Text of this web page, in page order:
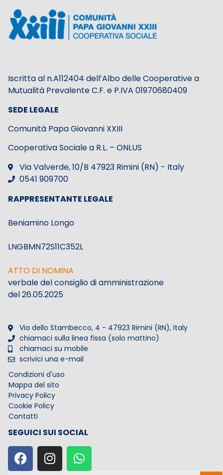
Iscritta al n.A112404 dell’Albo delle Cooperative a
Mutualità Prevalente C.F. e P.IVA 01970680409
SEDE LEGALE
Comunità Papa Giovanni XXIII
Cooperativa Sociale a R.L. – ONLUS
Via Valverde, 10/B 47923 Rimini (RN) - Italy
0541 909700
RAPPRESENTANTE LEGALE
Beniamino Longo
LNGBMN72S11C352L
ATTO DI NOMINA
verbale del consiglio di amministrazione
del 26.05.2025
Via dello Stambecco, 4 - 47923 Rimini (RN), Italy
chiamaci sulla linea fissa (solo mattino)
chiamaci su mobile
scrivici una e-mail
Condizioni d'uso
Mappa del sito
Privacy Policy
Cookie Policy
Contatti
SEGUICI SUI SOCIAL